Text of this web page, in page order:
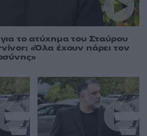
το ατύχημα του Σταύρου
«Όλα έχουν πάρει τον